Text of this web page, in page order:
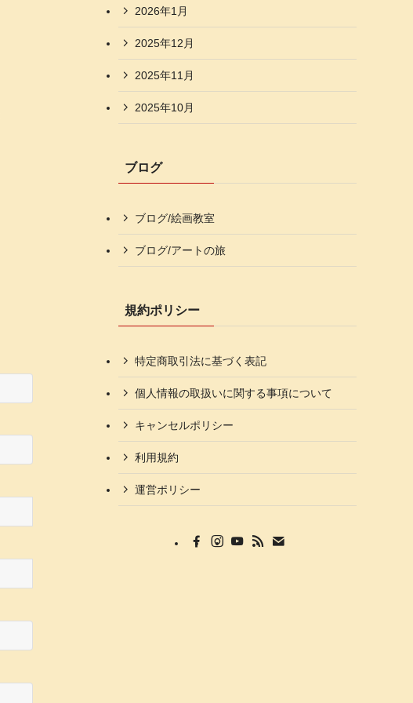
2026年1月
2025年12月
2025年11月
2025年10月
ブログ
ブログ/絵画教室
ブログ/アートの旅
規約ポリシー
特定商取引法に基づく表記
個人情報の取扱いに関する事項について
キャンセルポリシー
利用規約
運営ポリシー